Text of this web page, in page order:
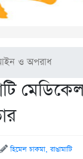
ও অপরাধ
হিমেল চাকমা, রাঙামাটি